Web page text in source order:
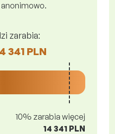
zarabia:
341 PLN
10% zarabia więcej
14 341 PLN